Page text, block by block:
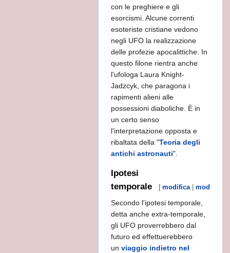
con le preghiere e gli
esorcismi. Alcune correnti
esoteriste cristiane vedono
negli UFO la realizzazione
delle profezie apocalittiche. In
questo filone rientra anche
l'ufologa Laura Knight-
Jadzcyk, che paragona i
rapimenti alieni alle
possessioni diaboliche. È in
un certo senso
l'interpretazione opposta e
ribaltata della "Teoria degli
antichi astronauti".
Ipotesi
temporale
[ modifica|modifica
Secondo l'ipotesi temporale,
detta anche extra-temporale,
gli UFO proverrebbero dal
futuro ed effettuerebbero
un viaggio indietro nel